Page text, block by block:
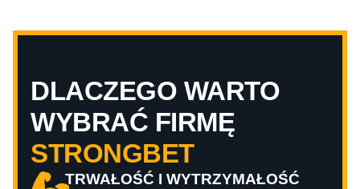
DLACZEGO WARTO
WYBRAĆ FIRMĘ
STRONGBET
TRWAŁOŚĆ I WYTRZYMAŁOŚĆ